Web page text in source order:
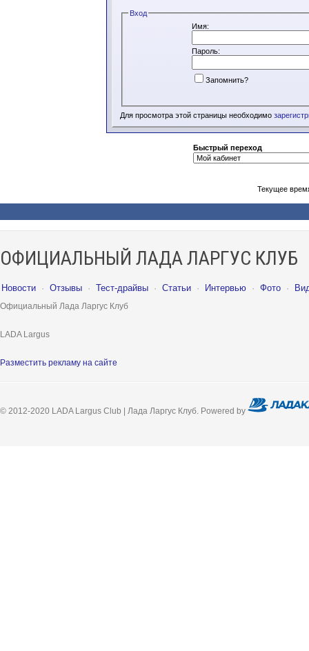
Вход
Имя:
Пароль:
Запомнить?
Для просмотра этой страницы необходимо
Быстрый переход
Текущее
ОФИЦИАЛЬНЫЙ ЛАДА ЛАРГУС КЛУБ
Новости · Отзывы · Тест-драйвы · Статьи · Интервью · Фото ·
Официальный Лада Ларгус Клуб
LADA Largus
Разместить рекламу на сайте
© 2012-2020 LADA Largus Club | Лада Ларгус Клуб. Powered by